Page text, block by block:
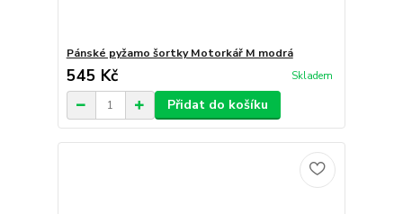
Pánské pyžamo šortky Motorkář M modrá
545 Kč Skladem
Přidat do košíku